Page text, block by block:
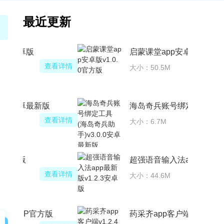
最近更新
抖图相机app安卓版
大小：46.7M 查看详情
疾速助眠app安卓最新版
大小：27.9M 查看详情
门博汇app安卓版
大小：38.2M 查看详情
成人高考网校APP官方版